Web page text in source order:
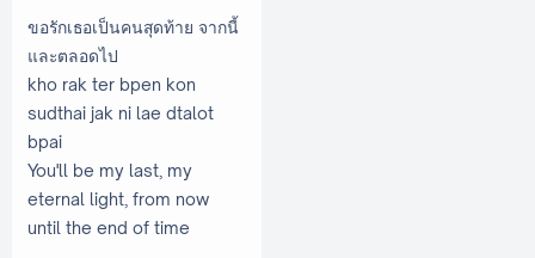
ขอรักเธอเป็นคนสุดท้าย จากนี้
และตลอดไป
kho rak ter bpen kon
sudthai jak ni lae dtalot
bpai
You'll be my last, my
eternal light, from now
until the end of time